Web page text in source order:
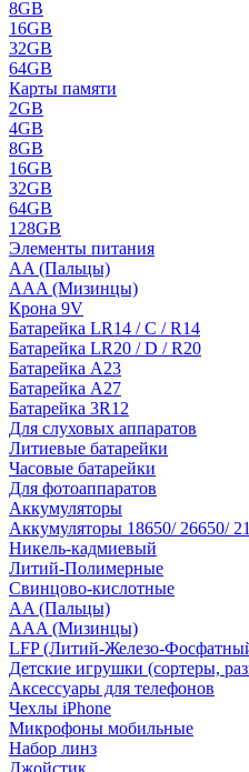
8GB
16GB
32GB
64GB
Карты памяти
2GB
4GB
8GB
16GB
32GB
64GB
128GB
Элементы питания
AA (Пальцы)
AAA (Мизинцы)
Крона 9V
Батарейка LR14 / C / R14
Батарейка LR20 / D / R20
Батарейка A23
Батарейка A27
Батарейка 3R12
Для слуховых аппаратов
Литиевые батарейки
Часовые батарейки
Для фотоаппаратов
Аккумуляторы
Аккумуляторы 18650/ 26650/
Никель-кадмиевый
Литий-Полимерные
Свинцово-кислотные
AA (Пальцы)
AAA (Мизинцы)
LFP (Литий-Железо-
Детские игрушки (сортеры,
Аксессуары для телефонов
Чехлы iPhone
Микрофоны мобильные
Набор линз
Джойстик